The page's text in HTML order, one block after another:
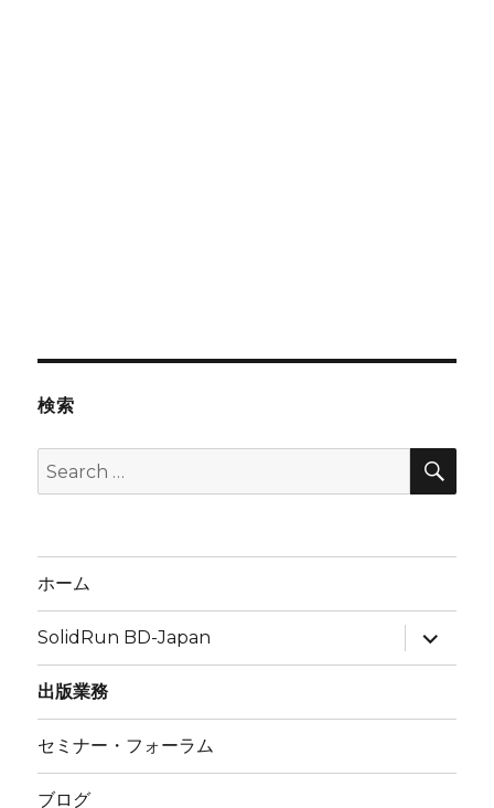
検索
Search
for:
ホーム
SolidRun BD-Japan
expand
child
menu
出版業務
セミナー・フォーラム
ブログ